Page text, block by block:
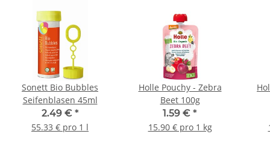
Sonett Bio Bubbles
Seifenblasen 45ml
2.49 € *
55.33 € pro 1 l
Holle Pouchy - Zebra
Beet 100g
1.59 € *
15.90 € pro 1 kg